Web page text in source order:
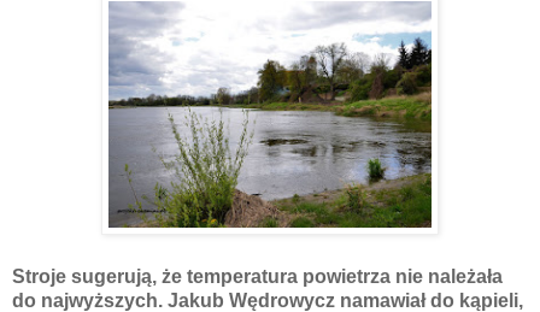
Stroje sugerują, że temperatura powietrza nie należała
do najwyższych. Jakub Wędrowycz namawiał do kąpieli,